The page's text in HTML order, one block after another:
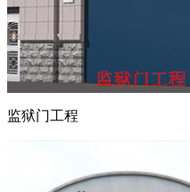
监狱门工程